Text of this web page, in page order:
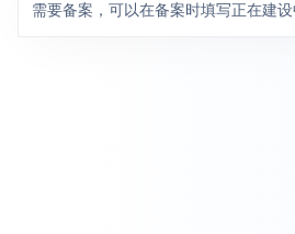
需要备案，可以在备案时填写正在建设